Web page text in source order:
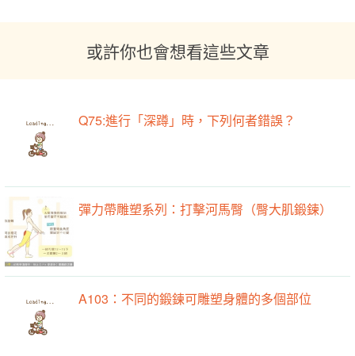
或許你也會想看這些文章
Q75:進行「深蹲」時，下列何者錯誤？
彈力帶雕塑系列：打擊河馬臀（臀大肌鍛鍊）
A103：不同的鍛鍊可雕塑身體的多個部位